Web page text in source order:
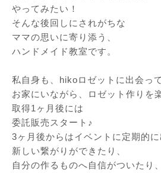
やってみたい！
そんな後回しにされがちな
ママの思いに寄り添う、
ハンドメイド教室です。
私自身も、hikoロゼットに出会って
お家にいながら、ロゼット作りを
取得1ヶ月後には
委託販売スタート♪
3ヶ月後からはイベントに定期的に
新しい繋がりができたり、
自分の作るものへ自信がついたり、